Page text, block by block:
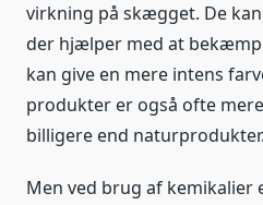
virkning på skægget. De
der hjælper med at
kan give en mere intens
produkter er også ofte
billigere end naturprodukter.
Men ved brug af